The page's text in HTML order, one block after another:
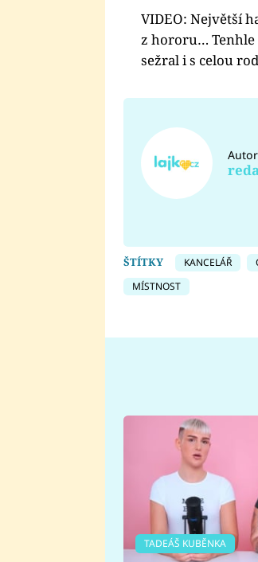
VIDEO: Největší
z hororu… Tenhle
sežral i s celou
ŠTÍTKY KANCELÁŘ
MÍSTNOST
TADEÁŠ KUBĚNKA